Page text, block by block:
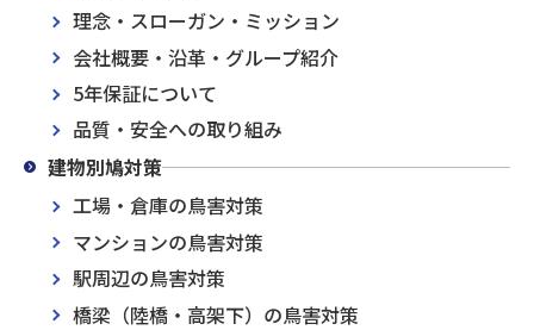
理念・スローガン・ミッション
会社概要・沿革・グループ紹介
5年保証について
品質・安全への取り組み
建物別鳩対策
工場・倉庫の鳥害対策
マンションの鳥害対策
駅周辺の鳥害対策
橋梁（陸橋・高架下）の鳥害対策